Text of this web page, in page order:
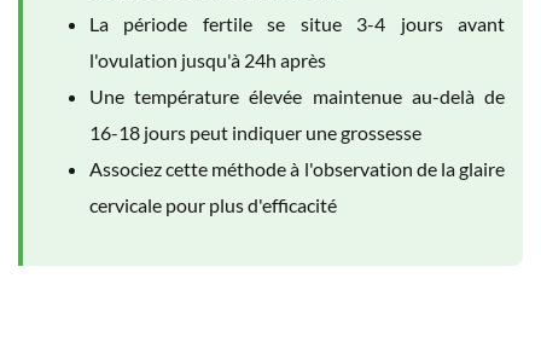
La période fertile se situe 3-4 jours avant
l'ovulation jusqu'à 24h après
Une température élevée maintenue au-delà de
16-18 jours peut indiquer une grossesse
Associez cette méthode à l'observation de la glaire
cervicale pour plus d'efficacité